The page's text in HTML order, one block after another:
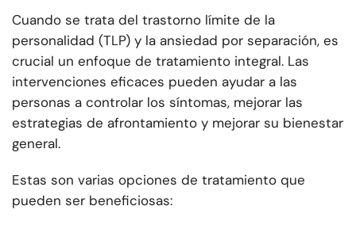
Cuando se trata del trastorno límite de la
personalidad (TLP) y la ansiedad por separación, es
crucial un enfoque de tratamiento integral. Las
intervenciones eficaces pueden ayudar a las
personas a controlar los síntomas, mejorar las
estrategias de afrontamiento y mejorar su bienestar
general.
Estas son varias opciones de tratamiento que
pueden ser beneficiosas: